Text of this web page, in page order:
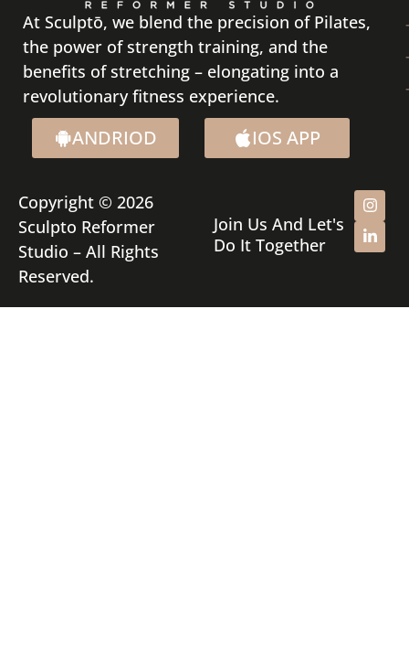
At Sculptō, we blend the precision of Pilates,
the power of strength training, and the
benefits of stretching – elongating into a
revolutionary fitness experience.
ANDRIOD IOS APP
Copyright © 2026
Sculpto Reformer
Studio – All Rights
Reserved.
Join Us And Let's
Do It Together